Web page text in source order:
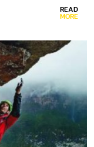
ติกรรมเอาไว้ได้…
READ
MORE